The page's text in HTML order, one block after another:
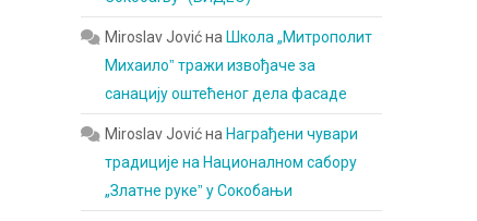
Miroslav Jovićна Школа „Митрополит
Михаилоˮ тражи извођаче за
санацију оштећеног дела фасаде
Miroslav Jovićна Награђени чувари
традиције на Националном сабору
„Златне рукеˮ у Сокобањи